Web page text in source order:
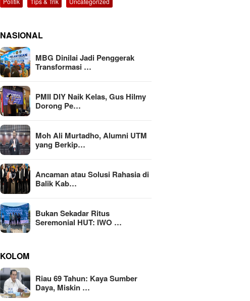
NASIONAL
MBG Dinilai Jadi Penggerak
Transformasi …
PMII DIY Naik Kelas, Gus Hilmy
Dorong Pe…
Moh Ali Murtadho, Alumni UTM
yang Berkip…
Ancaman atau Solusi Rahasia di
Balik Kab…
Bukan Sekadar Ritus
Seremonial HUT: IWO …
KOLOM
Riau 69 Tahun: Kaya Sumber
Daya, Miskin …